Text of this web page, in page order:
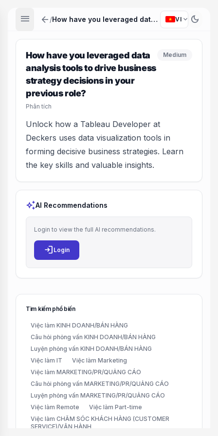
menu arrow_back / How have you leveraged data analysis tools to drive business strategy decisions in your previous role? VI expand_more dark_mode
How have you leveraged data
analysis tools to drive business
strategy decisions in your
previous role?
Phân tích
Medium
Unlock how a Tableau Developer at
Deckers uses data visualization tools in
forming decisive business strategies. Learn
the key skills and valuable insights.
auto_awesomeAI Recommendations
Login to view the full AI recommendations.
login Login
Tìm kiếm phổ biến
Việc làm KINH DOANH/BÁN HÀNG
Câu hỏi phỏng vấn KINH DOANH/BÁN HÀNG
Luyện phỏng vấn KINH DOANH/BÁN HÀNG
Việc làm IT
Việc làm Marketing
Việc làm MARKETING/PR/QUẢNG CÁO
Câu hỏi phỏng vấn MARKETING/PR/QUẢNG CÁO
Luyện phỏng vấn MARKETING/PR/QUẢNG CÁO
Việc làm Remote
Việc làm Part-time
Việc làm CHĂM SÓC KHÁCH HÀNG (CUSTOMER
SERVICE)/VẬN HÀNH